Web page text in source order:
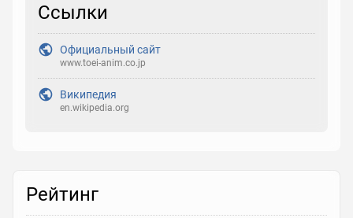
Ссылки
Официальный сайт
www.toei-anim.co.jp
Википедия
en.wikipedia.org
Рейтинг